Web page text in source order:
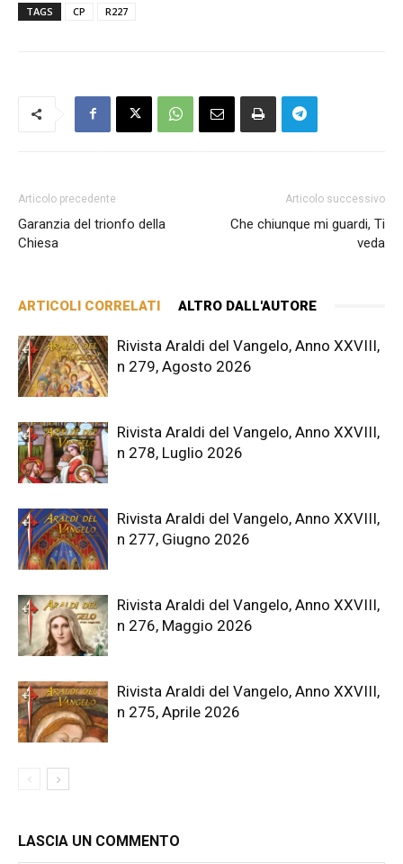
TAGS CP R227
Articolo precedente
Garanzia del trionfo della
Chiesa
Articolo successivo
Che chiunque mi guardi, Ti
veda
ARTICOLI CORRELATI ALTRO DALL'AUTORE
Rivista Araldi del Vangelo, Anno XXVIII,
n 279, Agosto 2026
Rivista Araldi del Vangelo, Anno XXVIII,
n 278, Luglio 2026
Rivista Araldi del Vangelo, Anno XXVIII,
n 277, Giugno 2026
Rivista Araldi del Vangelo, Anno XXVIII,
n 276, Maggio 2026
Rivista Araldi del Vangelo, Anno XXVIII,
n 275, Aprile 2026
LASCIA UN COMMENTO